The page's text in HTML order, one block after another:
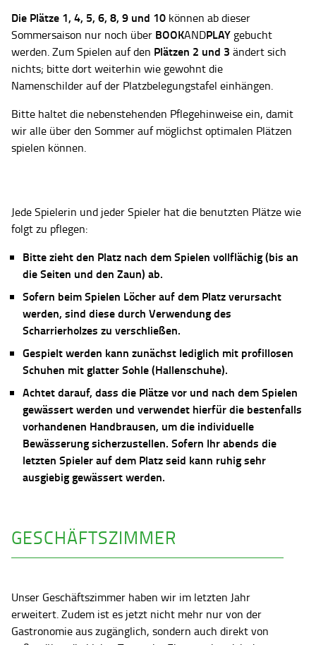
Die Plätze 1, 4, 5, 6, 8, 9 und 10 können ab dieser
Sommersaison nur noch über BOOKANDPLAY gebucht
werden. Zum Spielen auf den Plätzen 2 und 3 ändert sich
nichts; bitte dort weiterhin wie gewohnt die
Namenschilder auf der Platzbelegungstafel einhängen.
Bitte haltet die nebenstehenden Pflegehinweise ein, damit
wir alle über den Sommer auf möglichst optimalen Plätzen
spielen können.
Jede Spielerin und jeder Spieler hat die benutzten Plätze wie
folgt zu pflegen:
Bitte zieht den Platz nach dem Spielen vollflächig (bis an
die Seiten und den Zaun) ab.
Sofern beim Spielen Löcher auf dem Platz verursacht
werden, sind diese durch Verwendung des
Scharrierholzes zu verschließen.
Gespielt werden kann zunächst lediglich mit profillosen
Schuhen mit glatter Sohle (Hallenschuhe).
Achtet darauf, dass die Plätze vor und nach dem Spielen
gewässert werden und verwendet hierfür die bestenfalls
vorhandenen Handbrausen, um die individuelle
Bewässerung sicherzustellen. Sofern Ihr abends die
letzten Spieler auf dem Platz seid kann ruhig sehr
ausgiebig gewässert werden.
GESCHÄFTSZIMMER
Unser Geschäftszimmer haben wir im letzten Jahr
erweitert. Zudem ist es jetzt nicht mehr nur von der
Gastronomie aus zugänglich, sondern auch direkt von